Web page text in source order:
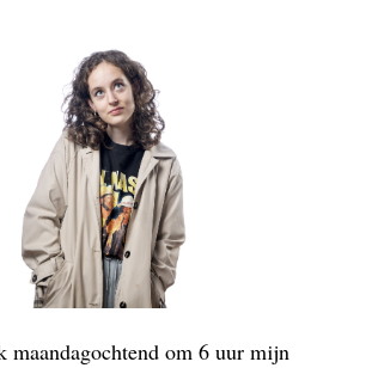
maandagochtend om 6 uur mijn